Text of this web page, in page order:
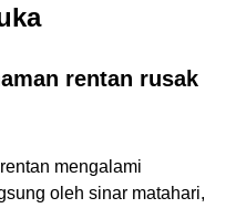
rentan rusak
mengalami
oleh sinar matahari,